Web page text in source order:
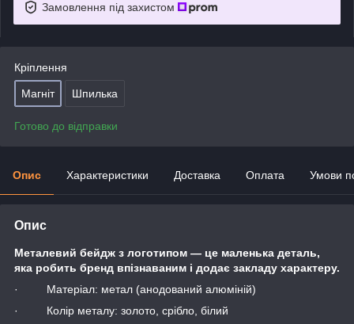
Замовлення під захистом
Кріплення
Магніт Шпилька
Готово до відправки
Опис Характеристики Доставка Оплата Умови
Опис
Металевий бейдж з логотипом — це маленька деталь,
яка робить бренд впізнаваним і додає закладу характеру.
· Матеріал: метал (анодований алюміній)
· Колір металу: золото, срібло, білий